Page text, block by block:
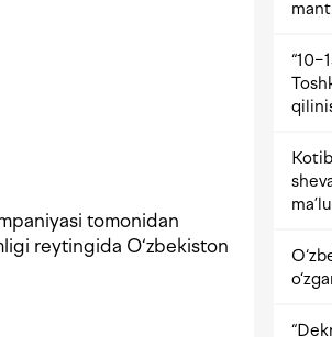
tomonidan
reytingida O‘zbekiston